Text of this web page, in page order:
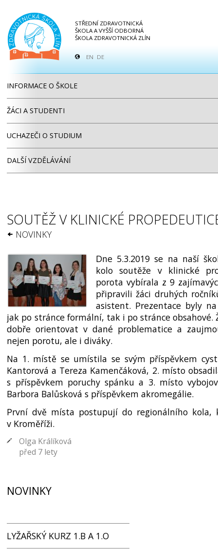
STŘEDNÍ ZDRAVOTNICKÁ
ŠKOLA A VYŠŠÍ ODBORNÁ
ŠKOLA ZDRAVOTNICKÁ ZLÍN
EN DE
INFORMACE O ŠKOLE
ŽÁCI A STUDENTI
UCHAZEČI O STUDIUM
DALŠÍ VZDĚLÁVÁNÍ
SOUTĚŽ V KLINICKÉ
NOVINKY
Dne 5.3.2019 se na naší
kolo soutěže v klinické
porota vybírala z 9
připravili žáci druhých
asistent. Prezentace byly
jak po stránce formální, tak i po stránce obsahové.
dobře orientovat v dané problematice a
nejen porotu, ale i diváky.
Na 1. místě se umístila se svým příspěvkem
Kantorová a Tereza Kamenčáková, 2. místo
s příspěvkem poruchy spánku a 3. místo
Barbora Balůsková s příspěvkem akromegálie.
První dvě místa postupují do regionálního kola,
v Kroměříži.
Olga Králíková
před 7 lety
NOVINKY
LYŽAŘSKÝ KURZ 1.B A 1.O